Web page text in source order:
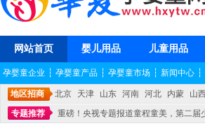
网站首页 婴儿用品 儿童用品
孕婴童企业 ┆ 孕婴童产品 ┆ 孕婴童市场 ┆ 新闻中心 ┆
地区招商 北京 天津 山东 河南 河北 内蒙 山
专题推荐
重磅！央视专题报道童程童美，第二届